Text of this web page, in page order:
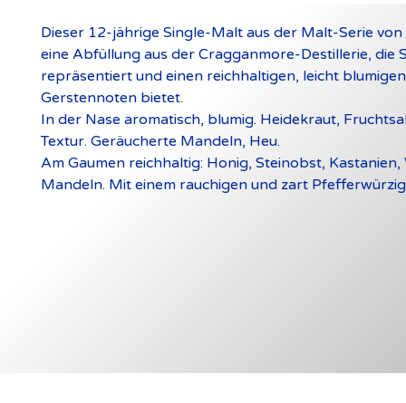
Dieser 12-jährige Single-Malt aus der Malt-Serie von
eine Abfüllung aus der Cragganmore-Destillerie, die
repräsentiert und einen reichhaltigen, leicht
Gerstennoten bietet.
In der Nase aromatisch, blumig. Heidekraut,
Textur. Geräucherte Mandeln, Heu.
Am Gaumen reichhaltig: Honig, Steinobst, Kastanien,
Mandeln. Mit einem rauchigen und zart